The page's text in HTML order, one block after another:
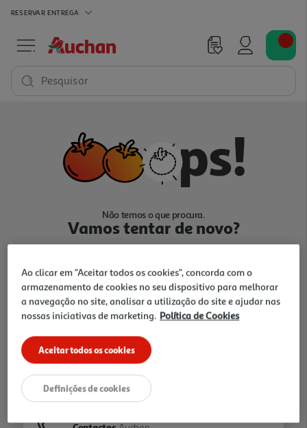
RESERVAR ENTREGA
Pesquisar
Não temos o que procura.
Vamos tentar de novo?
Ir para Homepage
Folhetos
Ao clicar em "Aceitar todos os cookies", concorda com o
armazenamento de cookies no seu dispositivo para melhorar
a navegação no site, analisar a utilização do site e ajudar nas
nossas iniciativas de marketing. Política de Cookies
Aceitar todos os cookies
Definições de cookies